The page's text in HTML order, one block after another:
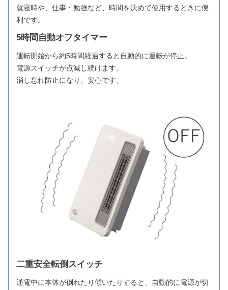
就寝時や、仕事・勉強など、時間を決めて使用するときに便
利です。
5時間自動オフタイマー
運転開始から約5時間経過すると自動的に運転が停止。
電源スイッチが点滅し続けます。
消し忘れ防止になり、安心です。
二重安全転倒スイッチ
通電中に本体が倒れたり傾いたりすると、自動的に電源が切